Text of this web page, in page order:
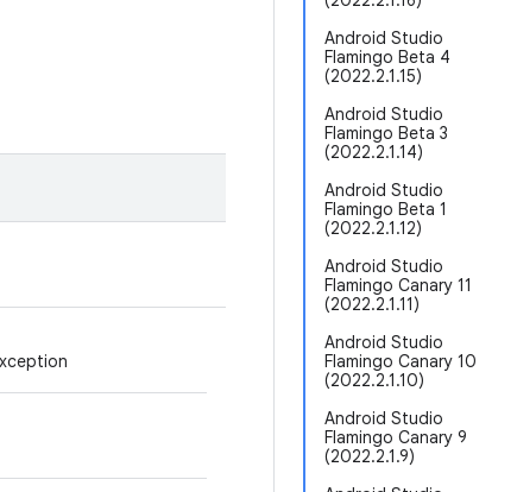
Android Studio
Flamingo Beta 4
(2022.2.1.15)
Android Studio
Flamingo Beta 3
(2022.2.1.14)
Android Studio
Flamingo Beta 1
(2022.2.1.12)
Android Studio
Flamingo Canary 11
(2022.2.1.11)
Android Studio
Flamingo Canary 10
(2022.2.1.10)
Android Studio
Flamingo Canary 9
(2022.2.1.9)